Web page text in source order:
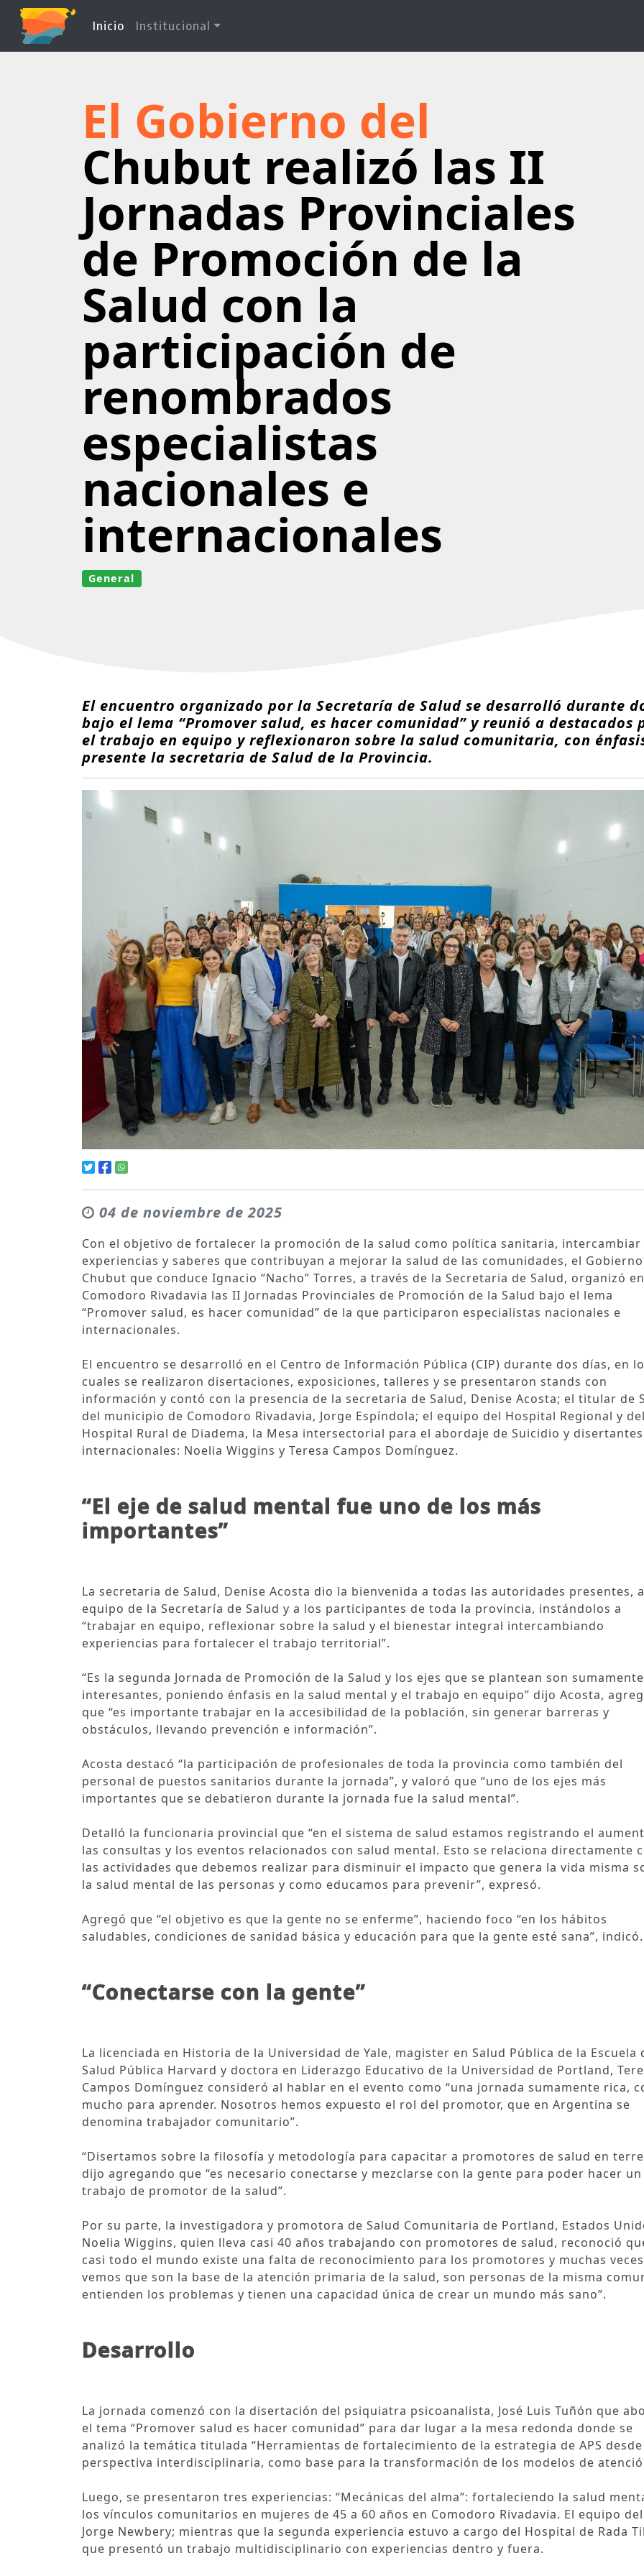
Inicio (current)
Institucional
El Gobierno del
Chubut realizó las II
Jornadas Provinciales
de Promoción de la
Salud con la
participación de
renombrados
especialistas
nacionales e
internacionales
General
El encuentro organizado por la Secretaría de Salud se desarrolló durante
bajo el lema “Promover salud, es hacer comunidad” y reunió a
el trabajo en equipo y reflexionaron sobre la salud comunitaria, con
presente la secretaria de Salud de la Provincia.
04 de noviembre de 2025
Con el objetivo de fortalecer la promoción de la salud como política sanitaria, intercambiar
experiencias y saberes que contribuyan a mejorar la salud de las comunidades, el
Chubut que conduce Ignacio “Nacho” Torres, a través de la Secretaria de Salud, organizó en
Comodoro Rivadavia las II Jornadas Provinciales de Promoción de la Salud bajo el lema
“Promover salud, es hacer comunidad” de la que participaron especialistas nacionales e
internacionales.
El encuentro se desarrolló en el Centro de Información Pública (CIP) durante dos días, en
cuales se realizaron disertaciones, exposiciones, talleres y se presentaron stands con
información y contó con la presencia de la secretaria de Salud, Denise Acosta; el titular de
del municipio de Comodoro Rivadavia, Jorge Espíndola; el equipo del Hospital Regional y del
Hospital Rural de Diadema, la Mesa intersectorial para el abordaje de Suicidio y disertantes
internacionales: Noelia Wiggins y Teresa Campos Domínguez.
“El eje de salud mental fue uno de los más
importantes”
La secretaria de Salud, Denise Acosta dio la bienvenida a todas las autoridades presentes,
equipo de la Secretaría de Salud y a los participantes de toda la provincia, instándolos a
“trabajar en equipo, reflexionar sobre la salud y el bienestar integral intercambiando
experiencias para fortalecer el trabajo territorial”.
“Es la segunda Jornada de Promoción de la Salud y los ejes que se plantean son sumamente
interesantes, poniendo énfasis en la salud mental y el trabajo en equipo” dijo Acosta,
que “es importante trabajar en la accesibilidad de la población, sin generar barreras y
obstáculos, llevando prevención e información”.
Acosta destacó “la participación de profesionales de toda la provincia como también del
personal de puestos sanitarios durante la jornada”, y valoró que “uno de los ejes más
importantes que se debatieron durante la jornada fue la salud mental”.
Detalló la funcionaria provincial que “en el sistema de salud estamos registrando el
las consultas y los eventos relacionados con salud mental. Esto se relaciona directamente
las actividades que debemos realizar para disminuir el impacto que genera la vida misma
la salud mental de las personas y como educamos para prevenir”, expresó.
Agregó que “el objetivo es que la gente no se enferme”, haciendo foco “en los hábitos
saludables, condiciones de sanidad básica y educación para que la gente esté sana”, indicó.
“Conectarse con la gente”
La licenciada en Historia de la Universidad de Yale, magister en Salud Pública de la Escuela
Salud Pública Harvard y doctora en Liderazgo Educativo de la Universidad de Portland,
Campos Domínguez consideró al hablar en el evento como “una jornada sumamente rica,
mucho para aprender. Nosotros hemos expuesto el rol del promotor, que en Argentina se
denomina trabajador comunitario”.
“Disertamos sobre la filosofía y metodología para capacitar a promotores de salud en
dijo agregando que “es necesario conectarse y mezclarse con la gente para poder hacer
trabajo de promotor de la salud”.
Por su parte, la investigadora y promotora de Salud Comunitaria de Portland, Estados
Noelia Wiggins, quien lleva casi 40 años trabajando con promotores de salud, reconoció
casi todo el mundo existe una falta de reconocimiento para los promotores y muchas
vemos que son la base de la atención primaria de la salud, son personas de la misma
entienden los problemas y tienen una capacidad única de crear un mundo más sano”.
Desarrollo
La jornada comenzó con la disertación del psiquiatra psicoanalista, José Luis Tuñón que
el tema “Promover salud es hacer comunidad” para dar lugar a la mesa redonda donde se
analizó la temática titulada “Herramientas de fortalecimiento de la estrategia de APS desde
perspectiva interdisciplinaria, como base para la transformación de los modelos de
Luego, se presentaron tres experiencias: “Mecánicas del alma”: fortaleciendo la salud
los vínculos comunitarios en mujeres de 45 a 60 años en Comodoro Rivadavia. El equipo del
Jorge Newbery; mientras que la segunda experiencia estuvo a cargo del Hospital de Rada
que presentó un trabajo multidisciplinario con experiencias dentro y fuera.